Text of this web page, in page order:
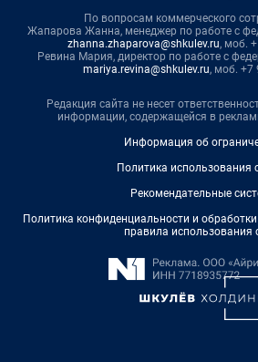
По вопросам коммерческого
Жапарова Жанна, менеджер по работе с
zhanna.zhaparova@shkulev.ru, моб.
Ревина Мария, директор по работе с
mariya.revina@shkulev.ru, моб. +7
Редакция сайта не несет
информации, содержащейся в
Информация об
Политика использования
Рекомендательные
Политика конфиденциальности и
правила использования